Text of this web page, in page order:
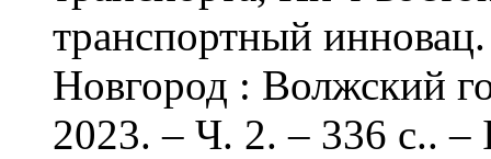
транспортный
Новгород : Волжский
2023. – Ч. 2. – 336 с.. –